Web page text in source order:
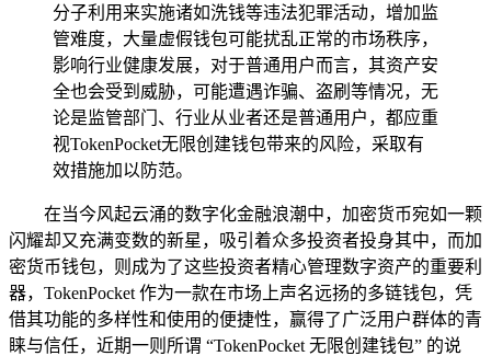
分子利用来实施诸如洗钱等违法犯罪活动，增加监
管难度，大量虚假钱包可能扰乱正常的市场秩序，
影响行业健康发展，对于普通用户而言，其资产安
全也会受到威胁，可能遭遇诈骗、盗刷等情况，无
论是监管部门、行业从业者还是普通用户，都应重
视TokenPocket无限创建钱包带来的风险，采取有
效措施加以防范。
在当今风起云涌的数字化金融浪潮中，加密货币宛如一颗
闪耀却又充满变数的新星，吸引着众多投资者投身其中，而加
密货币钱包，则成为了这些投资者精心管理数字资产的重要利
器，TokenPocket 作为一款在市场上声名远扬的多链钱包，凭
借其功能的多样性和使用的便捷性，赢得了广泛用户群体的青
睐与信任，近期一则所谓 “TokenPocket 无限创建钱包” 的说